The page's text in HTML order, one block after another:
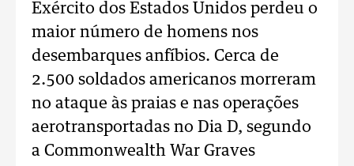
Exército dos Estados Unidos perdeu o
maior número de homens nos
desembarques anfíbios. Cerca de
2.500 soldados americanos morreram
no ataque às praias e nas operações
aerotransportadas no Dia D, segundo
a Commonwealth War Graves